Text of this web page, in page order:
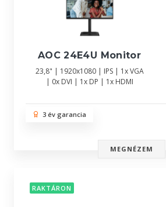
AOC 24E4U Monitor
23,8" | 1920x1080 | IPS | 1x VGA
| 0x DVI | 1x DP | 1x HDMI
3 év garancia
MEGNÉZEM
RAKTÁRON